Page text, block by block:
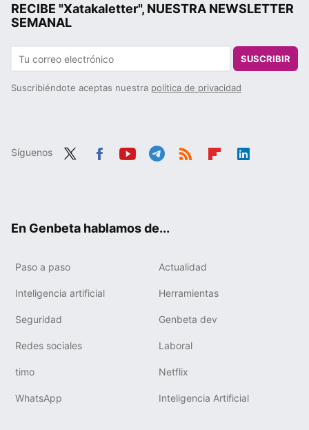
RECIBE "Xatakaletter", NUESTRA NEWSLETTER
SEMANAL
SUSCRIBIR
Suscribiéndote aceptas nuestra política de privacidad
Síguenos
En Genbeta hablamos de...
Paso a paso Actualidad
Inteligencia artificial Herramientas
Seguridad Genbeta dev
Redes sociales Laboral
timo Netflix
WhatsApp Inteligencia Artificial